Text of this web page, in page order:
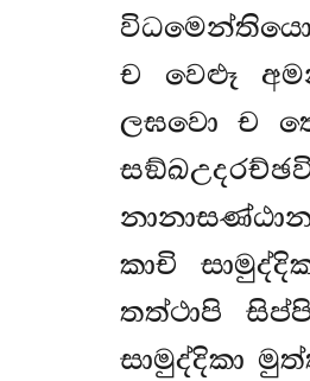
ච වෙළූ
ලඝවො ච
කාචි
තත්ථාපි
සාමුද්දිකා